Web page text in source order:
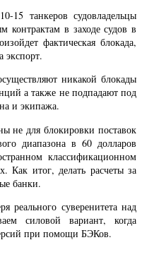
15 танкеров судовладельцы
контрактам в заходе судов в
фактическая блокада,
экспорт.
никакой блокады
а также не подпадают под
и экипажа.
не для блокировки поставок
диапазона в 60 долларов
классификационном
Как итог, делать расчеты за
банки.
реального суверенитета над
силовой вариант, когда
при помощи БЭКов.